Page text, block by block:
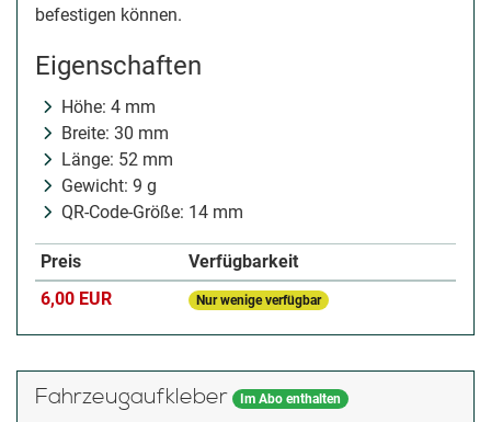
befestigen können.
Eigenschaften
Höhe: 4 mm
Breite: 30 mm
Länge: 52 mm
Gewicht: 9 g
QR-Code-Größe: 14 mm
Preis
Verfügbarkeit
6,00 EUR
Nur wenige verfügbar
Fahrzeugaufkleber Im Abo enthalten